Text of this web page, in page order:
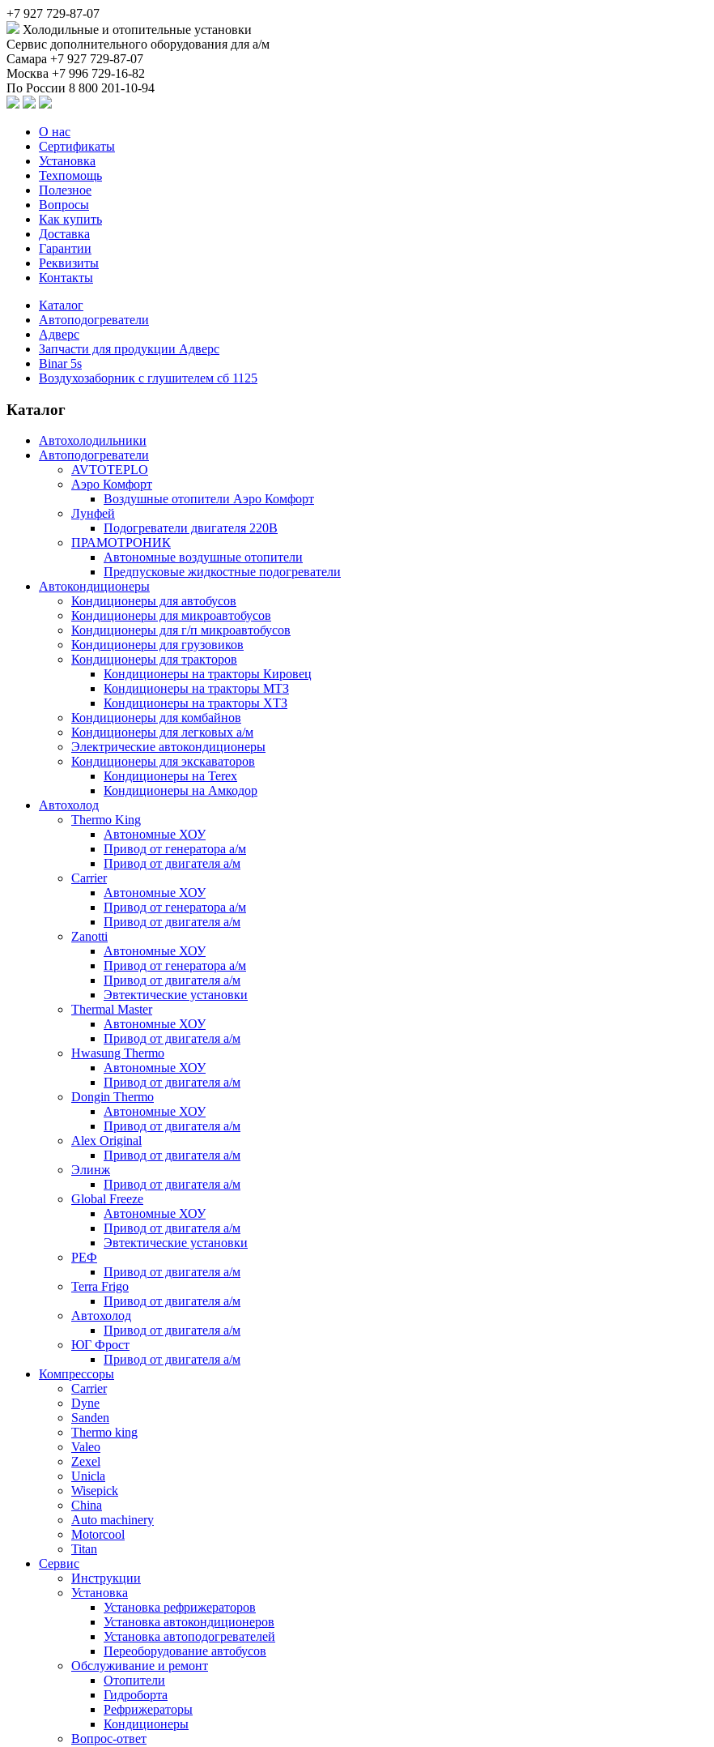
+7 927 729-87-07
Холодильные и отопительные установки
Сервис дополнительного оборудования для а/м
Самара +7 927 729-87-07
Москва +7 996 729-16-82
По России 8 800 201-10-94
О нас
Сертификаты
Установка
Техпомощь
Полезное
Вопросы
Как купить
Доставка
Гарантии
Реквизиты
Контакты
Каталог
Автоподогреватели
Адверс
Запчасти для продукции Адверс
Binar 5s
Воздухозаборник с глушителем сб 1125
Каталог
Автохолодильники
Автоподогреватели
AVTOTEPLO
Аэро Комфорт
Воздушные отопители Аэро Комфорт
Лунфей
Подогреватели двигателя 220В
ПРАМОТРОНИК
Автономные воздушные отопители
Предпусковые жидкостные подогреватели
Автокондиционеры
Кондиционеры для автобусов
Кондиционеры для микроавтобусов
Кондиционеры для г/п микроавтобусов
Кондиционеры для грузовиков
Кондиционеры для тракторов
Кондиционеры на тракторы Кировец
Кондиционеры на тракторы МТЗ
Кондиционеры на тракторы ХТЗ
Кондиционеры для комбайнов
Кондиционеры для легковых а/м
Электрические автокондиционеры
Кондиционеры для экскаваторов
Кондиционеры на Terex
Кондиционеры на Амкодор
Автохолод
Thermo King
Автономные ХОУ
Привод от генератора а/м
Привод от двигателя а/м
Carrier
Автономные ХОУ
Привод от генератора а/м
Привод от двигателя а/м
Zanotti
Автономные ХОУ
Привод от генератора а/м
Привод от двигателя а/м
Эвтектические установки
Thermal Master
Автономные ХОУ
Привод от двигателя а/м
Hwasung Thermo
Автономные ХОУ
Привод от двигателя а/м
Dongin Thermo
Автономные ХОУ
Привод от двигателя а/м
Alex Original
Привод от двигателя а/м
Элинж
Привод от двигателя а/м
Global Freeze
Автономные ХОУ
Привод от двигателя а/м
Эвтектические установки
РЕФ
Привод от двигателя а/м
Terra Frigo
Привод от двигателя а/м
Автохолод
Привод от двигателя а/м
ЮГ Фрост
Привод от двигателя а/м
Компрессоры
Carrier
Dyne
Sanden
Thermo king
Valeo
Zexel
Unicla
Wisepick
China
Auto machinery
Motorcool
Titan
Сервис
Инструкции
Установка
Установка рефрижераторов
Установка автокондиционеров
Установка автоподогревателей
Переоборудование автобусов
Обслуживание и ремонт
Отопители
Гидроборта
Рефрижераторы
Кондиционеры
Вопрос-ответ